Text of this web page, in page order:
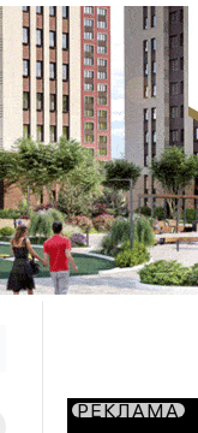
РЕКЛАМА